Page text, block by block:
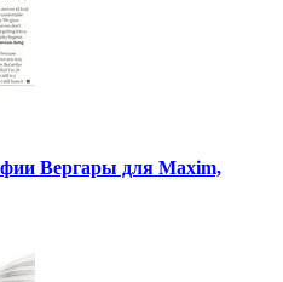
Вергары для Maxim,